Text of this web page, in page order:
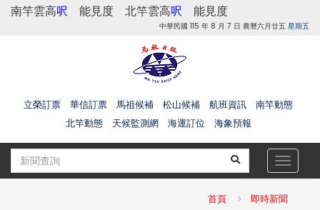
南竿雲高呎 能見度 北竿雲高呎 能見度
中華民國 115 年 8 月 7 日 農曆六月廿五 星期五
立榮訂票 華信訂票 馬祖候補 松山候補 航班資訊
南竿動態
北竿動態
天候監測網 海運訂位 海象預報
Toggle
首頁 即時新聞